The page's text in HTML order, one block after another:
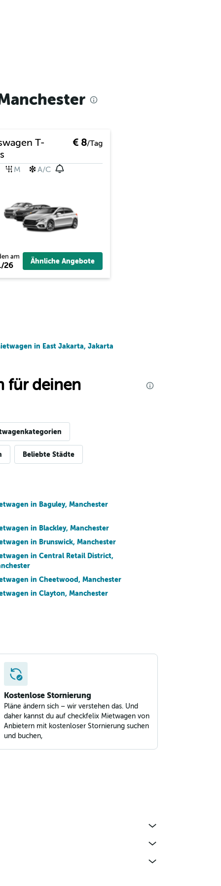
T-
€ 8/Tag
M A/C
am
26 Ähnliche Angebote
in East Jakarta, Jakarta
für deinen
Beliebte Städte
in Baguley, Manchester
in Blackley, Manchester
in Brunswick, Manchester
in Central Retail District,
in Cheetwood, Manchester
in Clayton, Manchester
Kostenlose Stornierung
Pläne ändern sich – wir verstehen das. Und
daher kannst du auf checkfelix Mietwagen von
Anbietern mit kostenloser Stornierung suchen
und buchen,